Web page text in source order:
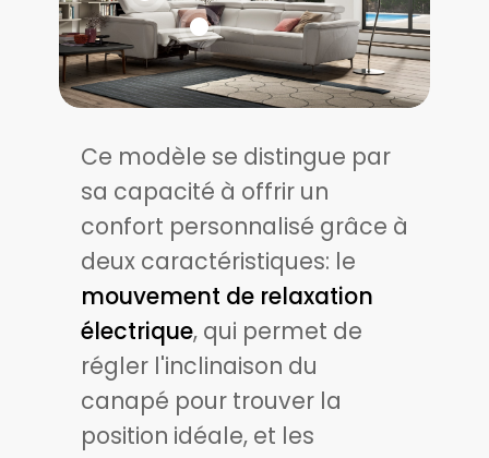
Ce modèle se distingue par
sa capacité à offrir un
confort personnalisé grâce à
deux caractéristiques: le
mouvement de relaxation
électrique, qui permet de
régler l'inclinaison du
canapé pour trouver la
position idéale, et les